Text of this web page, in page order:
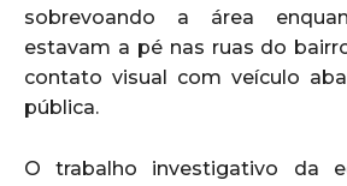
sobrevoando a área
estavam a pé nas ruas do
contato visual com veículo
pública.
O trabalho investigativo da